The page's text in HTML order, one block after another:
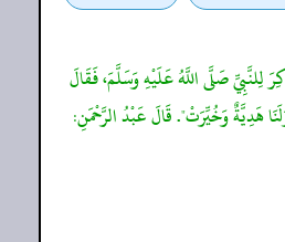
لِلنَّبِيِّ صَلَّى اللَّهُ عَلَيْهِ وَسَلَّمَ، فَقَالَ
هَدِيَّةٌ وَخُيِّرَتْ". قَالَ عَبْدُ الرَّحْمَنِ: